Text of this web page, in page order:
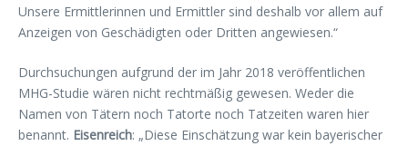
Unsere Ermittlerinnen und Ermittler sind deshalb vor allem auf
Anzeigen von Geschädigten oder Dritten angewiesen.“
Durchsuchungen aufgrund der im Jahr 2018 veröffentlichen
MHG-Studie wären nicht rechtmäßig gewesen. Weder die
Namen von Tätern noch Tatorte noch Tatzeiten waren hier
benannt. Eisenreich: „Diese Einschätzung war kein bayerischer